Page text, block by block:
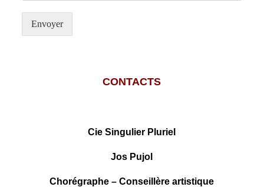
Envoyer
CONTACTS
Cie Singulier Pluriel
Jos Pujol
Chorégraphe – Conseillère artistique